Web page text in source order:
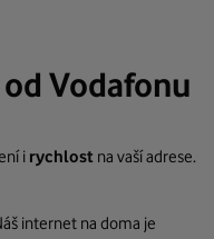
Vodafonu
i rychlost na vaší adrese.
internet na doma je